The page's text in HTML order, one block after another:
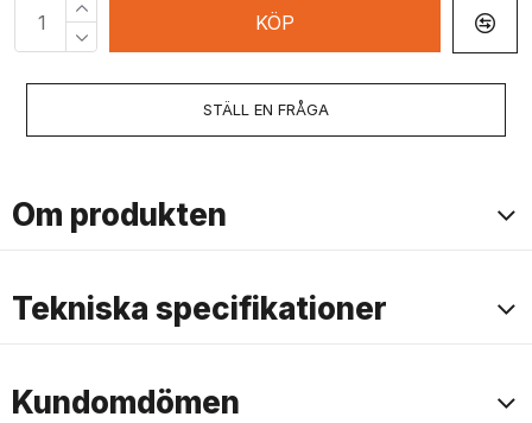
KÖP
STÄLL EN FRÅGA
Om produkten
Tekniska specifikationer
Kundomdömen